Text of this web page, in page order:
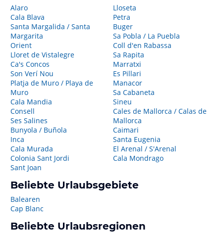
Alaro
Cala Blava
Santa Margalida / Santa
Margarita
Orient
Lloret de Vistalegre
Ca's Concos
Son Verí Nou
Platja de Muro / Playa de
Muro
Cala Mandia
Consell
Ses Salines
Bunyola / Buñola
Inca
Cala Murada
Colonia Sant Jordi
Sant Joan
Lloseta
Petra
Buger
Sa Pobla / La Puebla
Coll d'en Rabassa
Sa Rapita
Marratxi
Es Pillari
Manacor
Sa Cabaneta
Sineu
Cales de Mallorca / Calas de
Mallorca
Caimari
Santa Eugenia
El Arenal / S'Arenal
Cala Mondrago
Beliebte Urlaubsgebiete
Balearen
Cap Blanc
Beliebte Urlaubsregionen